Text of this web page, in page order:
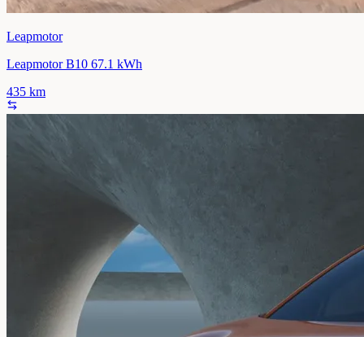
Leapmotor
Leapmotor B10 67.1 kWh
435 km